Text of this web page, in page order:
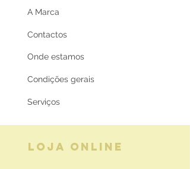
A Marca
Contactos
Onde estamos
Condições gerais
Serviços
LOJA ONLINE